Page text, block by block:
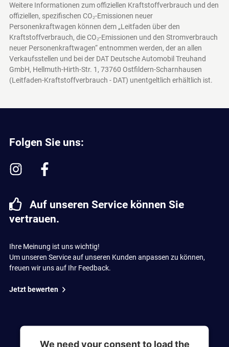
Weitere Informationen zum offiziellen Kraftstoffverbrauch und den
offiziellen, spezifischen CO₂-Emissionen neuer
Personenkraftwagen können dem „Leitfaden über den
Kraftstoffverbrauch, die CO₂-Emissionen und den Stromverbrauch
neuer Personenkraftwagen“ entnommen werden, der an allen
Verkaufsstellen und bei der DAT Deutsche Automobil Treuhand
GmbH, Hellmuth-Hirth-Str. 1, 73760 Ostfildern-Scharnhausen
(Leitfaden-Kraftstoffverbrauch - DAT) unentgeltlich erhältlich ist.
Folgen Sie uns:
Auf unseren Service können Sie
vertrauen.
Ihre Meinung ist uns wichtig!
Um unseren Service auf unseren Kunden anpassen zu können,
freuen wir uns auf Ihr Feedback.
Jetzt bewerten
We need your consent to load the